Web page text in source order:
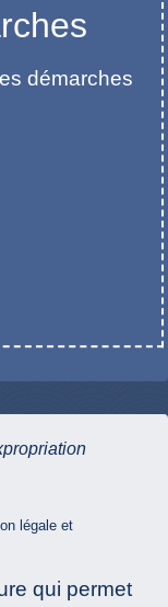
démarches
légale et
qui permet